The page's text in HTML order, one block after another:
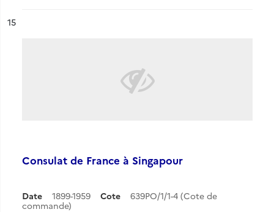
n°
15
Consulat de France à Singapour
Date 1899-1959 Cote
639PO/1/1-4 (Cote de
commande)